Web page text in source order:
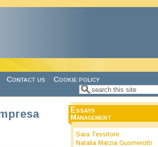
Contact us Cookie policy
Search form
Search
Essays
Management
Sara Tessitore
Natalia Marzia Gusmerotti